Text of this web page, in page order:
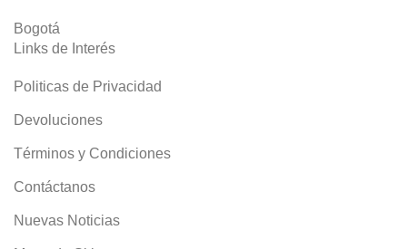
Bogotá
Links de Interés
Politicas de Privacidad
Devoluciones
Términos y Condiciones
Contáctanos
Nuevas Noticias